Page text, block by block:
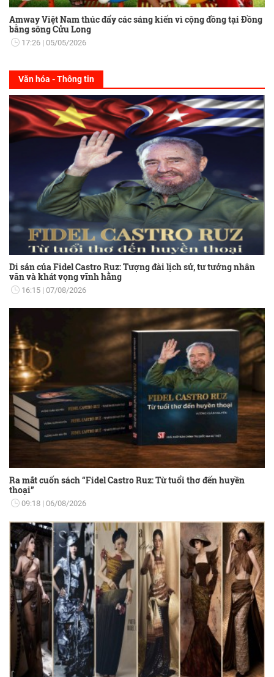
Amway Việt Nam thúc đẩy các sáng kiến vì cộng đồng tại Đồng
bằng sông Cửu Long
17:26 05/05/2026
Văn hóa - Thông tin
Di sản của Fidel Castro Ruz: Tượng đài lịch sử, tư tưởng nhân
văn và khát vọng vĩnh hằng
16:15 07/08/2026
Ra mắt cuốn sách “Fidel Castro Ruz: Từ tuổi thơ đến huyền
thoại”
09:18 06/08/2026